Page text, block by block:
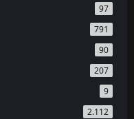
97
791
90
207
9
2.112